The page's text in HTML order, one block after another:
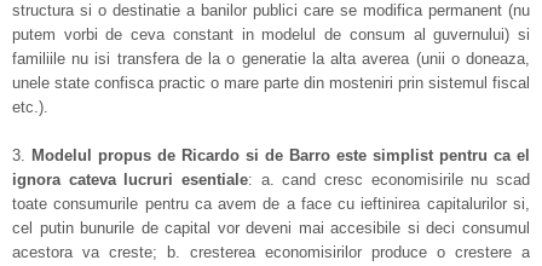
structura si o destinatie a banilor publici care se modifica permanent (nu
putem vorbi de ceva constant in modelul de consum al guvernului) si
familiile nu isi transfera de la o generatie la alta averea (unii o doneaza,
unele state confisca practic o mare parte din mosteniri prin sistemul fiscal
etc.).
3. Modelul propus de Ricardo si de Barro este simplist pentru ca el
ignora cateva lucruri esentiale: a. cand cresc economisirile nu scad
toate consumurile pentru ca avem de a face cu ieftinirea capitalurilor si,
cel putin bunurile de capital vor deveni mai accesibile si deci consumul
acestora va creste; b. cresterea economisirilor produce o crestere a